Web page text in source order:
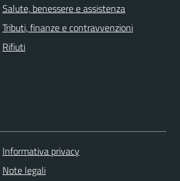
Salute, benessere e assistenza
Tributi, finanze e contravvenzioni
Rifiuti
Informativa privacy
Note legali